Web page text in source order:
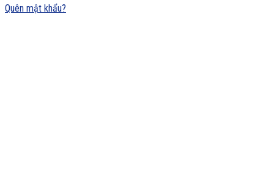
Quên mật khẩu?